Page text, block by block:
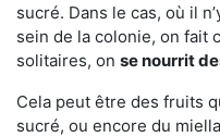
sucré. Dans le cas, où il
sein de la colonie, on fait
solitaires, on se nourrit
Cela peut être des fruits
sucré, ou encore du